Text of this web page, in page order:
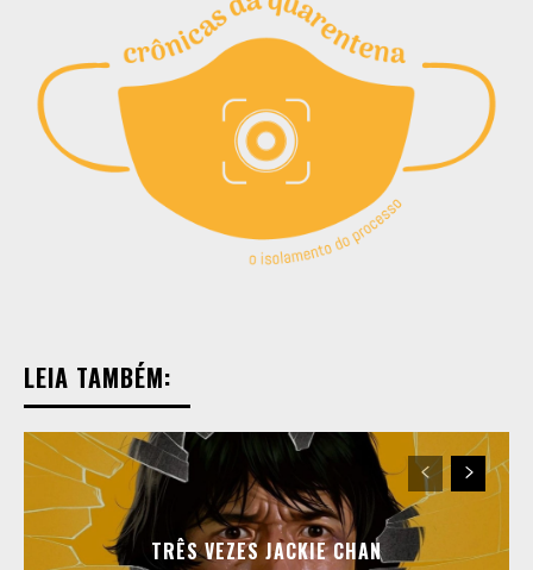
LEIA TAMBÉM:
TRÊS VEZES JACKIE CHAN